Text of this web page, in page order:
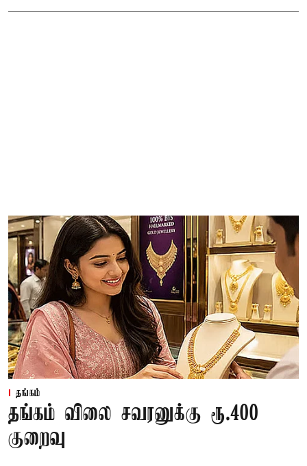
தங்கம்
தங்கம் விலை சவரனுக்கு ரூ.400
குறைவு